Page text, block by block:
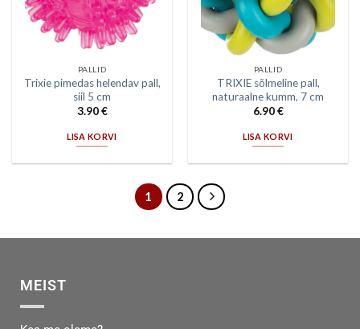
PALLID
Trixie pimedas helendav pall,
siil 5 cm
3.90€
LISA KORVI
PALLID
TRIXIE sõlmeline pall,
naturaalne kumm, 7 cm
6.90€
LISA KORVI
1 2
MEIST